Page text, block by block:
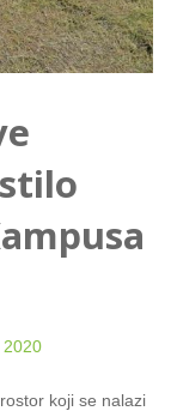
2020
koji se nalazi